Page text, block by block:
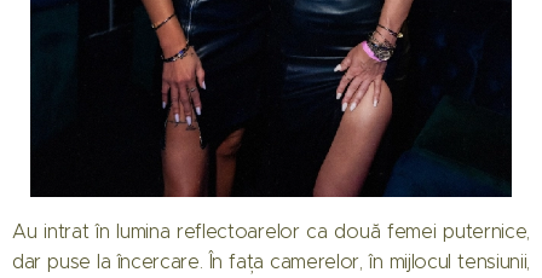
Au intrat în lumina reflectoarelor ca două femei puternice,
dar puse la încercare. În fața camerelor, în mijlocul tensiunii,